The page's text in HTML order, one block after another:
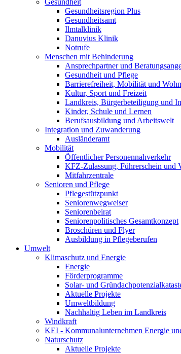
Gesundheit
Gesundheitsregion Plus
Gesundheitsamt
Ilmtalklinik
Danuvius Klinik
Notrufe
Menschen mit Behinderung
Ansprechpartner und
Gesundheit und Pflege
Barrierefreiheit, Mobilität und
Kultur, Sport und Freizeit
Landkreis, Bürgerbeteiligung und
Kinder, Schule und Lernen
Berufsausbildung und Arbeitswelt
Integration und Zuwanderung
Ausländeramt
Mobilität
Öffentlicher Personennahverkehr
KFZ-Zulassung, Führerschein und
Mitfahrzentrale
Senioren und Pflege
Pflegestützpunkt
Seniorenwegweiser
Seniorenbeirat
Seniorenpolitisches Gesamtkonzept
Broschüren und Flyer
Ausbildung in Pflegeberufen
Umwelt
Klimaschutz und Energie
Energie
Förderprogramme
Solar- und
Aktuelle Projekte
Umweltbildung
Nachhaltig Leben im Landkreis
Windkraft
KEI - Kommunalunternehmen Energie
Naturschutz
Aktuelle Projekte